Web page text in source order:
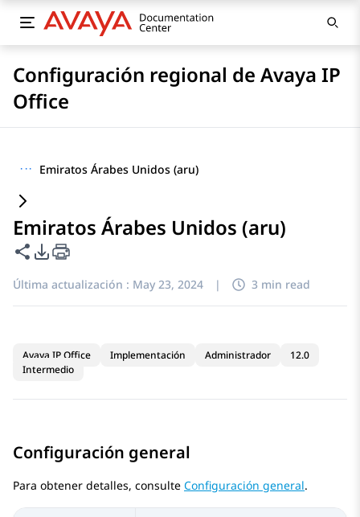
Configuración regional de Avaya IP
Office
··· Emiratos Árabes Unidos (aru)
Emiratos Árabes Unidos (aru)
Compartir esta página
Opciones de exportación de PDF
Última actualización : May 23, 2024 | 3 min read
Avaya IP Office Implementación Administrador
12.0
Intermedio
Configuración general
Para obtener detalles, consulte Configuración general.